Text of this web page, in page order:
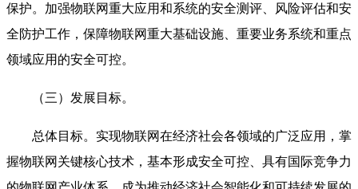
保护。加强物联网重大应用和系统的安全测评、风险评估和安
全防护工作，保障物联网重大基础设施、重要业务系统和重点
领域应用的安全可控。
（三）发展目标。
总体目标。实现物联网在经济社会各领域的广泛应用，掌
握物联网关键核心技术，基本形成安全可控、具有国际竞争力